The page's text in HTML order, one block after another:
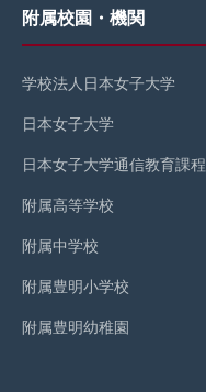
附属校園・機関
学校法人日本女子大学
日本女子大学
日本女子大学通信教育課程
附属高等学校
附属中学校
附属豊明小学校
附属豊明幼稚園